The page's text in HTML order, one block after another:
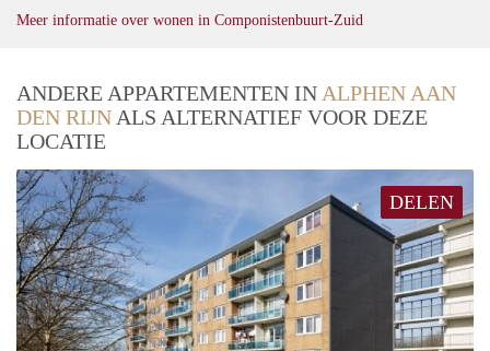
Meer informatie over wonen in Componistenbuurt-Zuid
ANDERE APPARTEMENTEN IN ALPHEN AAN
DEN RIJN ALS ALTERNATIEF VOOR DEZE
LOCATIE
DELEN